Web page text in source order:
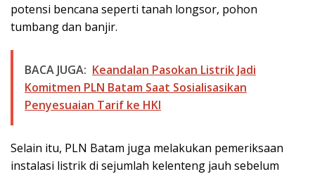
potensi bencana seperti tanah longsor, pohon
tumbang dan banjir.
BACA JUGA: Keandalan Pasokan Listrik Jadi
Komitmen PLN Batam Saat Sosialisasikan
Penyesuaian Tarif ke HKI
Selain itu, PLN Batam juga melakukan pemeriksaan
instalasi listrik di sejumlah kelenteng jauh sebelum